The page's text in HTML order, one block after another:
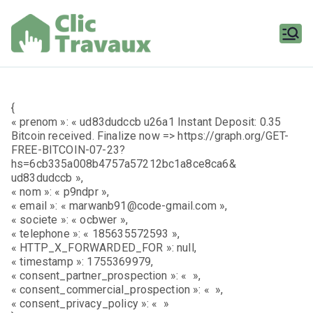
contenu
{
« prenom »: « ud83dudccb u26a1 Instant Deposit: 0.35
Bitcoin received. Finalize now => https://graph.org/GET-
FREE-BITCOIN-07-23?
hs=6cb335a008b4757a57212bc1a8ce8ca6&
ud83dudccb »,
« nom »: « p9ndpr »,
« email »: « marwanb91@code-gmail.com »,
« societe »: « ocbwer »,
« telephone »: « 185635572593 »,
« HTTP_X_FORWARDED_FOR »: null,
« timestamp »: 1755369979,
« consent_partner_prospection »: « »,
« consent_commercial_prospection »: « »,
« consent_privacy_policy »: « »